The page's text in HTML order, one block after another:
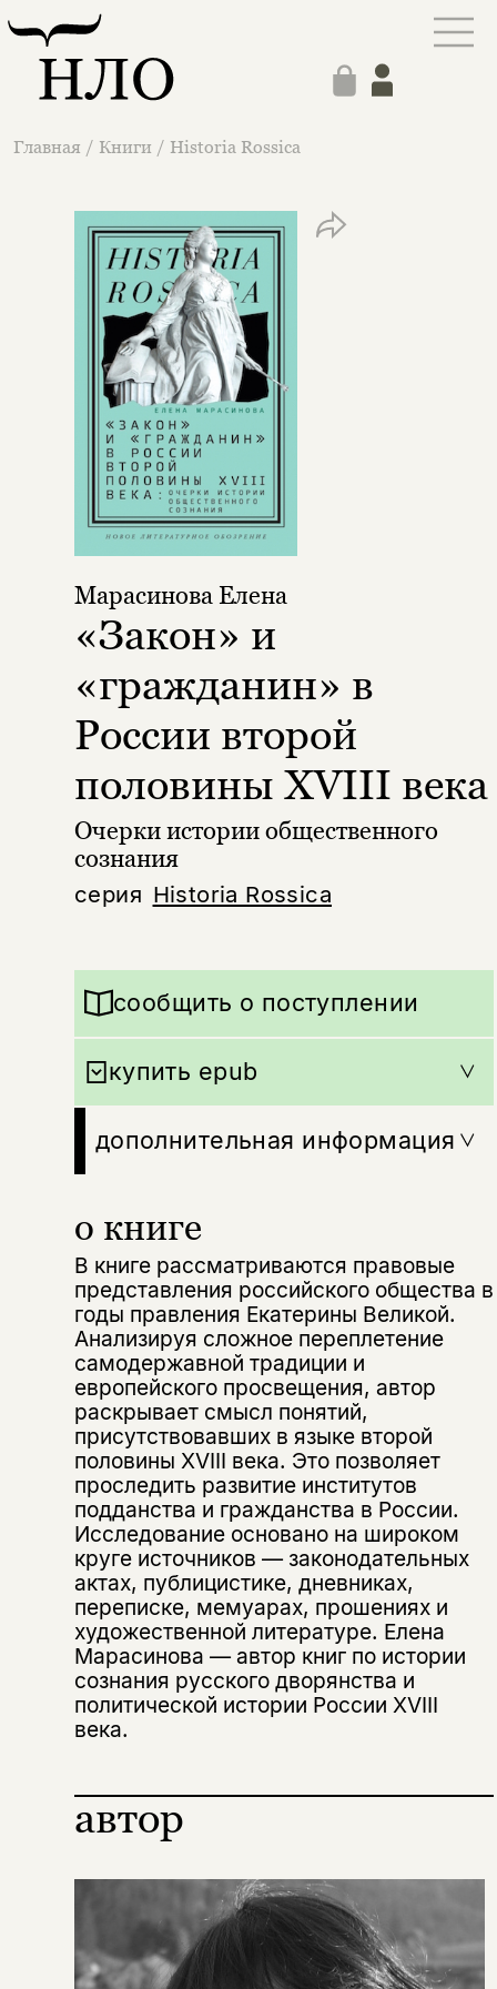
Главная / Книги / Historia Rossica
серия Historia Rossica
Марасинова Елена
«Закон» и
«гражданин» в
России второй
половины XVIII века
Очерки истории общественного
сознания
о книге
В книге рассматриваются правовые
представления российского общества в
годы правления Екатерины Великой.
Анализируя сложное переплетение
самодержавной традиции и
европейского просвещения, автор
раскрывает смысл понятий,
присутствовавших в языке второй
половины XVIII века. Это позволяет
проследить развитие институтов
подданства и гражданства в России.
Исследование основано на широком
круге источников — законодательных
актах, публицистике, дневниках,
переписке, мемуарах, прошениях и
художественной литературе. Елена
Марасинова — автор книг по истории
сознания русского дворянства и
политической истории России XVIII
века.
сообщить о поступлении
купить epub
дополнительная информация
автор
Поделиться
Подписка на рассылку
Раз в неделю мы отправляем рассылку
о книгах и событиях «НЛО».
За подписку дарим промокод на
скидку 15%
Я соглашаюсь с
подписаться
Этой книги временно
нет в продаже.
Вы можете подписаться на
уведомления, и при поступлении книги
на склад получить письмо на указанный
электронный адрес.
Я соглашаюсь с
подписаться
Эта книга
не предназначена для
Скажите, пожалуйста,
вам уже исполнилось 18 лет?
да
нет, вернуться назад